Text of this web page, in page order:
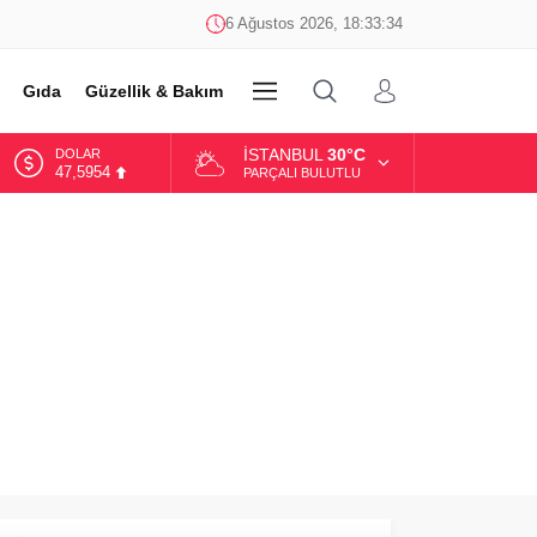
6 Ağustos 2026, 18:33:34
Gıda Güzellik & Bakım DİĞER
DOLAR
47,5954
İSTANBUL 30°C
PARÇALI BULUTLU